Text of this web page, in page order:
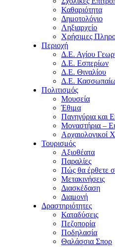
Καθαριότητα
Δημοτολόγιο
Ληξιαρχείο
Χρήσιμες
Περιοχή
Δ.Ε. Αγίου
Δ.Ε. Εσπερίων
Δ.Ε. Θιναλίου
Δ.Ε.
Πολιτισμός
Μουσεία
Έθιμα
Πανηγύρια και
Μοναστήρια –
Αρχαιολογικοί
Τουρισμός
Αξιοθέατα
Παραλίες
Πώς θα έρθετε
Μετακινήσεις
Διασκέδαση
Διαμονή
Δραστηριότητες
Καταδύσεις
Πεζοπορία
Ποδηλασία
Θαλάσσια Σπορ